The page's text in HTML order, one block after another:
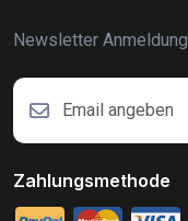
Newsletter Anmeldung
Zahlungsmethode